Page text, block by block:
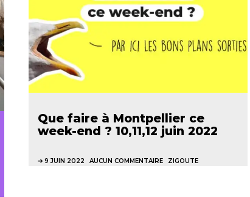
Que faire à Montpellier ce
week-end ? 10,11,12 juin 2022
9 JUIN 2022 AUCUN COMMENTAIRE ZIGOUTE